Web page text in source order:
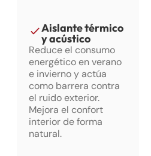
Aislante térmico
y acústico
Reduce el consumo
energético en verano
e invierno y actúa
como barrera contra
el ruido exterior.
Mejora el confort
interior de forma
natural.